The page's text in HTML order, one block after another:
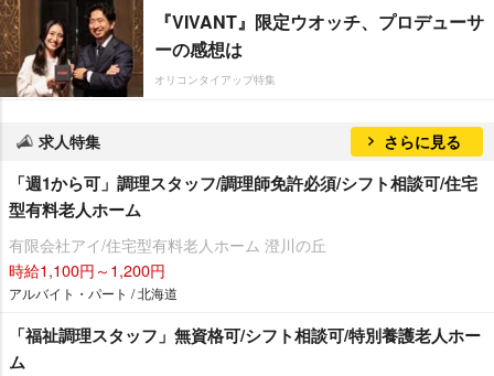
『VIVANT』限定ウオッチ、プロデューサ
ーの感想は
オリコンタイアップ特集
求人特集 さらに見る
「週1から可」調理スタッフ/調理師免許必須/シフト相談可/住宅
型有料老人ホーム
有限会社アイ/住宅型有料老人ホーム 澄川の丘
時給1,100円～1,200円
アルバイト・パート / 北海道
「福祉調理スタッフ」無資格可/シフト相談可/特別養護老人ホー
ム